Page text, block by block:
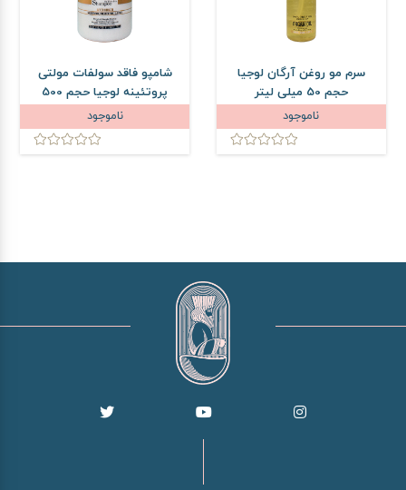
سرم مو روغن آرگان لوجیا
حجم 50 میلی لیتر
ناموجود
شامپو فاقد سولفات مولتی
پروتئینه لوجیا حجم 500
میلی لیتر
ناموجود